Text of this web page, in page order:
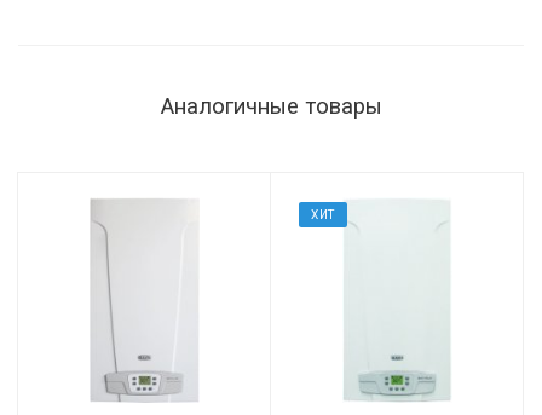
Аналогичные товары
ХИТ